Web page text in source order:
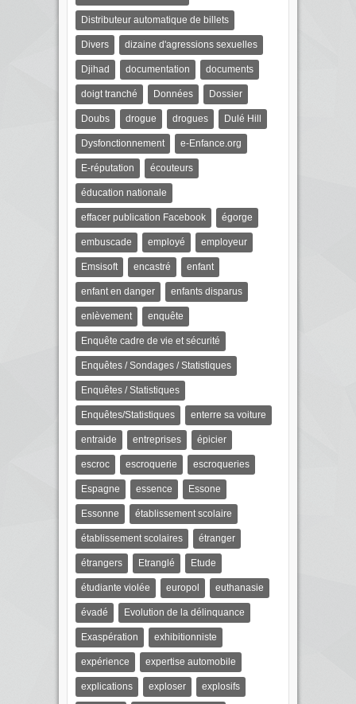
Distributeur automatique de billets
Divers dizaine d'agressions sexuelles
Djihad documentation documents
doigt tranché Données Dossier
Doubs drogue drogues Dulé Hill
Dysfonctionnement e-Enfance.org
E-réputation écouteurs
éducation nationale
effacer publication Facebook égorge
embuscade employé employeur
Emsisoft encastré enfant
enfant en danger enfants disparus
enlèvement enquête
Enquête cadre de vie et sécurité
Enquêtes / Sondages / Statistiques
Enquêtes / Statistiques
Enquêtes/Statistiques enterre sa voiture
entraide entreprises épicier
escroc escroquerie escroqueries
Espagne essence Essone
Essonne établissement scolaire
établissement scolaires étranger
étrangers Etranglé Etude
étudiante violée europol euthanasie
évadé Evolution de la délinquance
Exaspération exhibitionniste
expérience expertise automobile
explications exploser explosifs